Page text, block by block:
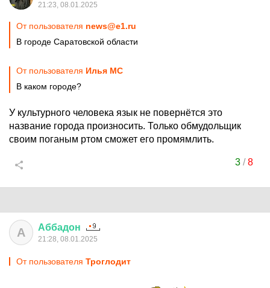
21:23, 08.01.2025
От пользователя news@e1.ru
В городе Саратовской области
От пользователя Илья MC
В каком городе?
У культурного человека язык не повернётся это
название города произносить. Только обмудольщик
своим поганым ртом сможет его промямлить.
3/8
А Аббадон
21:28, 08.01.2025
От пользователя Трoглодит